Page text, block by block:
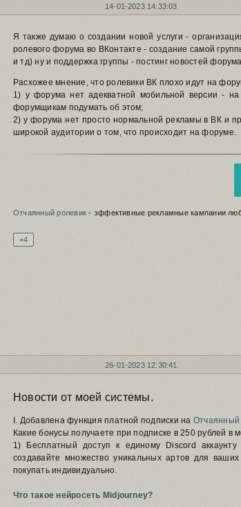
14-01-2023 14:33:03
Я также думаю о создании новой услуги -
ролевого форума во ВКонтакте - создание самой
и тд) ну и поддержка группы - постинг новостей
Расхожее мнение, что ролевики ВК плохо идут на
1) у форума нет адекватной мобильной версии -
форумщикам подумать об этом;
2) у форума нет просто нормальной рекламы в ВК и
широкой аудитории о том, что происходит на форуме.
Отчаянный ролевик - эффективные рекламные кампании
+4
26-01-2023 12:30:41
Новости от моей системы.
I. Добавлена функция платной подписки на Отчаянный
Какие бонусы получаете при подписке в 250 рублей в
1) Бесплатный доступ к единому Discord аккаунту
создавайте множество уникальных артов для
покупать индивидуально.
Что такое нейросеть Midjourney?